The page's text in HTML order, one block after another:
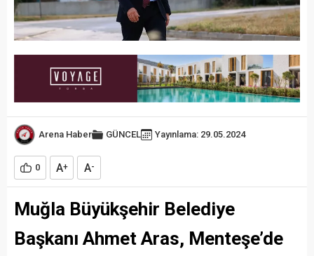
Arena Haber GÜNCEL Yayınlama: 29.05.2024
0 A+ A-
Muğla Büyükşehir Belediye
Başkanı Ahmet Aras, Menteşe’de